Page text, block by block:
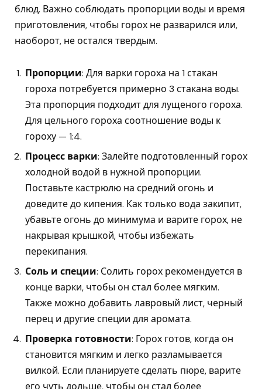
блюд. Важно соблюдать пропорции воды и время
приготовления, чтобы горох не разварился или,
наоборот, не остался твердым.
Пропорции: Для варки гороха на 1 стакан
гороха потребуется примерно 3 стакана воды.
Эта пропорция подходит для лущеного гороха.
Для цельного гороха соотношение воды к
гороху — 1:4.
Процесс варки: Залейте подготовленный горох
холодной водой в нужной пропорции.
Поставьте кастрюлю на средний огонь и
доведите до кипения. Как только вода закипит,
убавьте огонь до минимума и варите горох, не
накрывая крышкой, чтобы избежать
перекипания.
Соль и специи: Солить горох рекомендуется в
конце варки, чтобы он стал более мягким.
Также можно добавить лавровый лист, черный
перец и другие специи для аромата.
Проверка готовности: Горох готов, когда он
становится мягким и легко разламывается
вилкой. Если планируете сделать пюре, варите
его чуть дольше, чтобы он стал более